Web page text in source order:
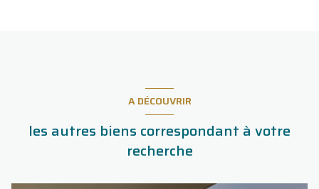
A DÉCOUVRIR
les autres biens correspondant à votre
recherche